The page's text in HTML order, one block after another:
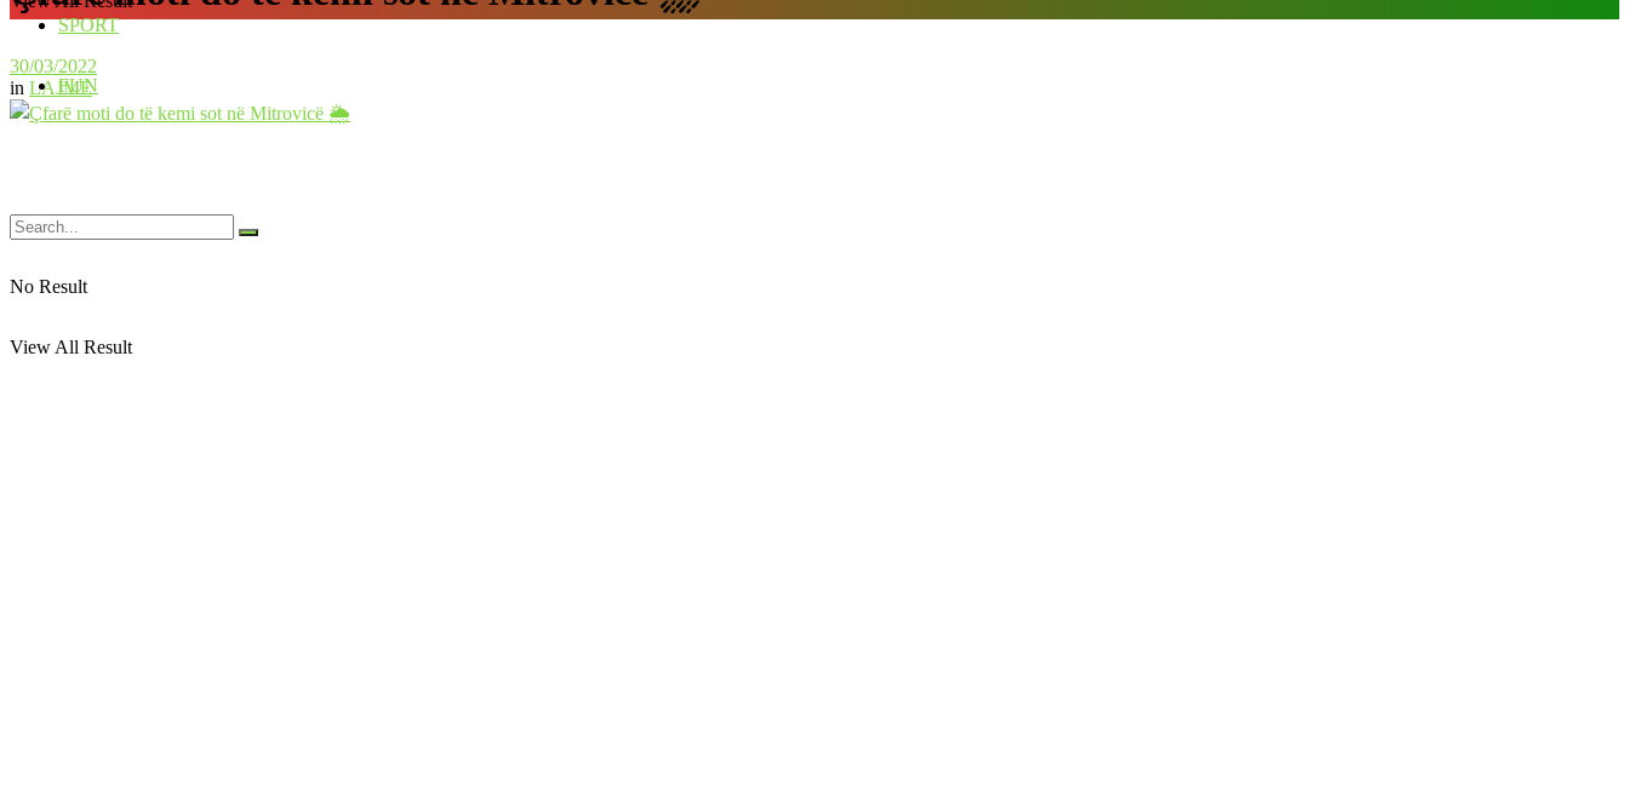
SPORT
FUN
No Result
View All Result
30/03/2022
in LAJME